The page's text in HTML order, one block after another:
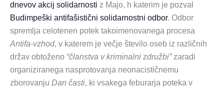
dnevov akcij solidarnosti z Majo, h katerim je pozval
Budimpeški antifašistični solidarnostni odbor. Odbor
spremlja celotenen potek takoimenovanega procesa
Antifa-vzhod, v katerem je večje število oseb iz različnih
držav obtoženo “članstva v kriminalni združbi” zaradi
organiziranega nasprotovanja neonacističnemu
zborovanju Dan časti, ki vsakega feburarja poteka v